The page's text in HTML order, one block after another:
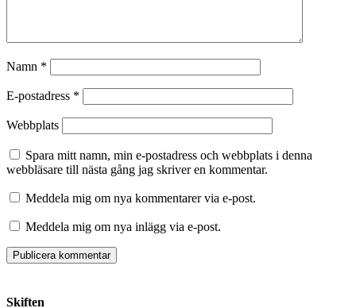
Namn *
E-postadress *
Webbplats
Spara mitt namn, min e-postadress och webbplats i denna
webbläsare till nästa gång jag skriver en kommentar.
Meddela mig om nya kommentarer via e-post.
Meddela mig om nya inlägg via e-post.
Skiften